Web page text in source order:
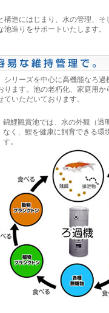
構造にはじまり、水の管理、
池造りをサポートいたします。
リーズを中心に高機能なろ過
ます。池の老朽化、家庭用か
いただいております。
錦鯉観賞池では、水の外観（透
なく、鯉を健康に飼育できる環
す。